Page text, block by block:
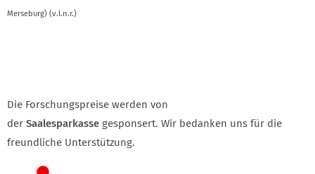
Merseburg) (v.l.n.r.)
KONTAKT
Die Forschungspreise werden von
der Saalesparkasse gesponsert. Wir bedanken uns für die
freundliche Unterstützung.